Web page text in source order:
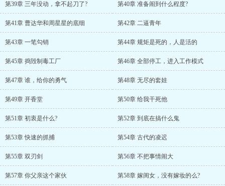
第39章 三年没动，拿不起刀了? 第40章 准备闹到什么程度?
第41章 曹达华和周星星的底细 第42章 二逼青年
第43章 一笔勾销 第44章 规矩是死的，人是活的
第45章 捣毁制毒工厂 第46章 全部停工，进入工作模式
第47章 谁，给你的勇气 第48章 无尽的套娃
第49章 开香堂 第50章 给我干死他
第51章 初衷是什么? 第52章 到底在搞什么鬼
第53章 快速的抓捕 第54章 古代的凌迟
第55章 双刃剑 第56章 不把事情闹大
第57章 你父亲这个家伙 第58章 嫁闺女，没有嫁妆的么?